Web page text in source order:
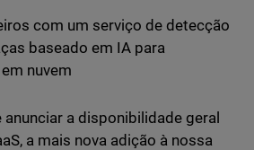
com um serviço de detecção
baseado em IA para
nuvem
anunciar a disponibilidade geral
a mais nova adição à nossa